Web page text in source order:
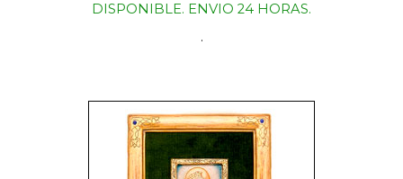
DISPONIBLE. ENVIO 24 HORAS.
.